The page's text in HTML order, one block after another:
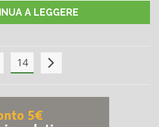
A LEGGERE
14